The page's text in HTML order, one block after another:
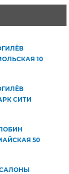
10
СИТИ
50